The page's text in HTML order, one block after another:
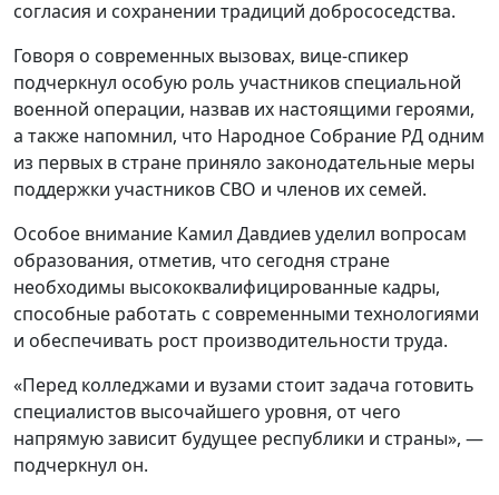
согласия и сохранении традиций добрососедства.
Говоря о современных вызовах, вице-спикер
подчеркнул особую роль участников специальной
военной операции, назвав их настоящими героями,
а также напомнил, что Народное Собрание РД одним
из первых в стране приняло законодательные меры
поддержки участников СВО и членов их семей.
Особое внимание Камил Давдиев уделил вопросам
образования, отметив, что сегодня стране
необходимы высококвалифицированные кадры,
способные работать с современными технологиями
и обеспечивать рост производительности труда.
«Перед колледжами и вузами стоит задача готовить
специалистов высочайшего уровня, от чего
напрямую зависит будущее республики и страны», —
подчеркнул он.